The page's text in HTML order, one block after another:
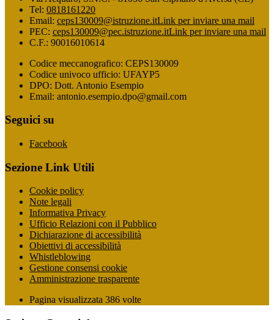
Tel: 0818161220
Email: ceps130009@istruzione.itLink per inviare una mail
PEC: ceps130009@pec.istruzione.itLink per inviare una mail
C.F.: 90016010614
Codice meccanografico: CEPS130009
Codice univoco ufficio: UFAYP5
DPO: Dott. Antonio Esempio
Email: antonio.esempio.dpo@gmail.com
Seguici su
Facebook
Sezione Link Utili
Cookie policy
Note legali
Informativa Privacy
Ufficio Relazioni con il Pubblico
Dichiarazione di accessibilità
Obiettivi di accessibilità
Whistleblowing
Gestione consensi cookie
Amministrazione trasparente
Pagina visualizzata 386 volte